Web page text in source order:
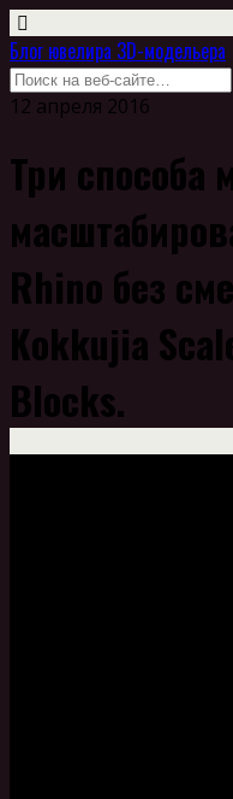
Блог ювелира 3D-модельера
12 апреля 2016
Три способа
Rhino без
Kokkujia
Blocks.